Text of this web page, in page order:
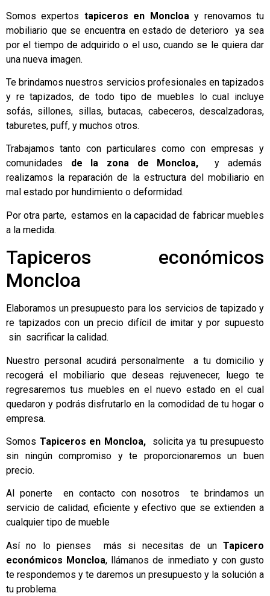
Somos expertos tapiceros en Moncloa y renovamos tu
mobiliario que se encuentra en estado de deterioro ya sea
por el tiempo de adquirido o el uso, cuando se le quiera dar
una nueva imagen.
Te brindamos nuestros servicios profesionales en tapizados
y re tapizados, de todo tipo de muebles lo cual incluye
sofás, sillones, sillas, butacas, cabeceros, descalzadoras,
taburetes, puff, y muchos otros.
Trabajamos tanto con particulares como con empresas y
comunidades de la zona de Moncloa, y además
realizamos la reparación de la estructura del mobiliario en
mal estado por hundimiento o deformidad.
Por otra parte, estamos en la capacidad de fabricar muebles
a la medida.
Tapiceros económicos
Moncloa
Elaboramos un presupuesto para los servicios de tapizado y
re tapizados con un precio difícil de imitar y por supuesto
sin sacrificar la calidad.
Nuestro personal acudirá personalmente a tu domicilio y
recogerá el mobiliario que deseas rejuvenecer, luego te
regresaremos tus muebles en el nuevo estado en el cual
quedaron y podrás disfrutarlo en la comodidad de tu hogar o
empresa.
Somos Tapiceros en Moncloa,
solicita ya tu presupuesto
sin ningún compromiso y te proporcionaremos un buen
precio.
Al ponerte en contacto con nosotros te brindamos un
servicio de calidad, eficiente y efectivo que se extienden a
cualquier tipo de mueble
Así no lo pienses más si necesitas de un Tapicero
económicos Moncloa, llámanos de inmediato y con gusto
te respondemos y te daremos un presupuesto y la solución a
tu problema.